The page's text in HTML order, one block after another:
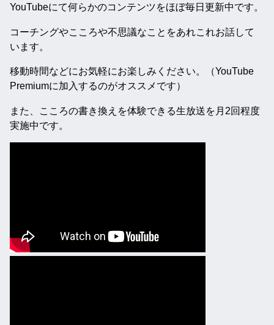
YouTubeにて何らかのコンテンツをほぼ毎日更新中です。
コーチングやこころや不思議なことをあれこれお話して
います。
移動時間などにお気軽にお楽しみください。（YouTube
Premiumに加入するのがオススメです）
また、こころの書き換えを体験できる生放送を月2回程度
実施中です。